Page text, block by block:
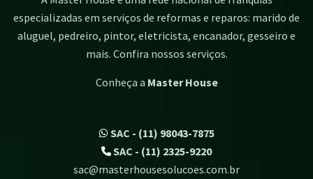
especializadas em serviços de reformas e reparos: marido de
aluguel, pedreiro, pintor, eletricista, encanador, gesseiro e
mais. Confira nossos serviços.
Conheça a Master House
SAC - (11) 98043-7875
SAC - (11) 2325-9220
sac@masterhousesolucoes.com.br